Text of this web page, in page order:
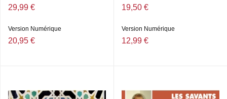
29,99 €
Version Numérique
20,95 €
19,50 €
Version Numérique
12,99 €